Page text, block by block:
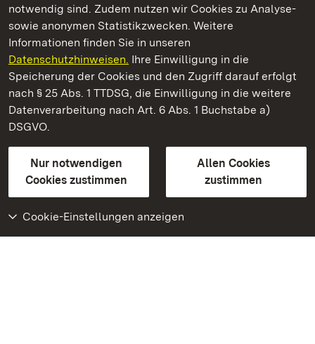
notwendig sind. Zudem nutzen wir Cookies zu Analyse-
sowie anonymen Statistikzwecken. Weitere
Informationen finden Sie in unseren
Datenschutzhinweisen. Ihre Einwilligung in die
Speicherung der Cookies und den Zugriff darauf erfolgt
nach § 25 Abs. 1 TTDSG, die Einwilligung in die weitere
Datenverarbeitung nach Art. 6 Abs. 1 Buchstabe a)
DSGVO.
Nur notwendigen
Cookies zustimmen
Allen Cookies
zustimmen
Cookie-Einstellungen anzeigen
Staatliche Schlösser und Gärten Baden‑Württemberg
Staatliche Schlösser und Gärten Baden-Württemberg
Kontakt
GebärdenspracheLeichte Sprache
Erklärung zur Barrierefreiheit
BITV-konform (geprüfte Seiten)
Weiteres